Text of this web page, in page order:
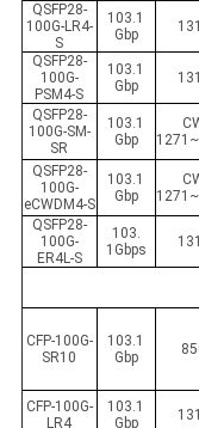
QSFP28-
100G-LR4-
S
103.1
Gbp
QSFP28-
100G-
PSM4-S
103.1
Gbp
QSFP28-
100G-SM-
SR
103.1
Gbp
QSFP28-
100G-
eCWDM4-S
103.1
Gbp
QSFP28-
100G-
ER4L-S
103.
1Gbps
CFP-100G-
SR10
103.1
Gbp
CFP-100G-
LR4
103.1
Gbp